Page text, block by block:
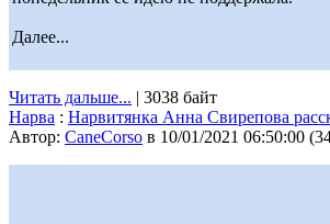
Далее...
Читать дальше... | 3038 байт
Нарва : Нарвитянка Анна Свирепова
Автор: CaneCorso в 10/01/2021 06:50:00 (